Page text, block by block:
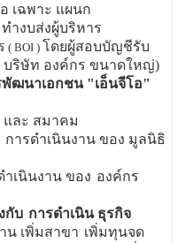
เฉพาะ แผนก
ำงบส่งผู้บริหาร
( BOI ) โดยผู้สอบบัญชีรับ
ริษัท องค์กร ขนาดใหญ่)
ฒนาเอกชน "เอ็นจีโอ"
และ สมาคม
การดำเนินงาน ของ มูลนิธิ
เนินงาน ของ องค์กร
กับ การดำเนิน ธุรกิจ
น เพิ่มสาขา เพิ่มทุนจด